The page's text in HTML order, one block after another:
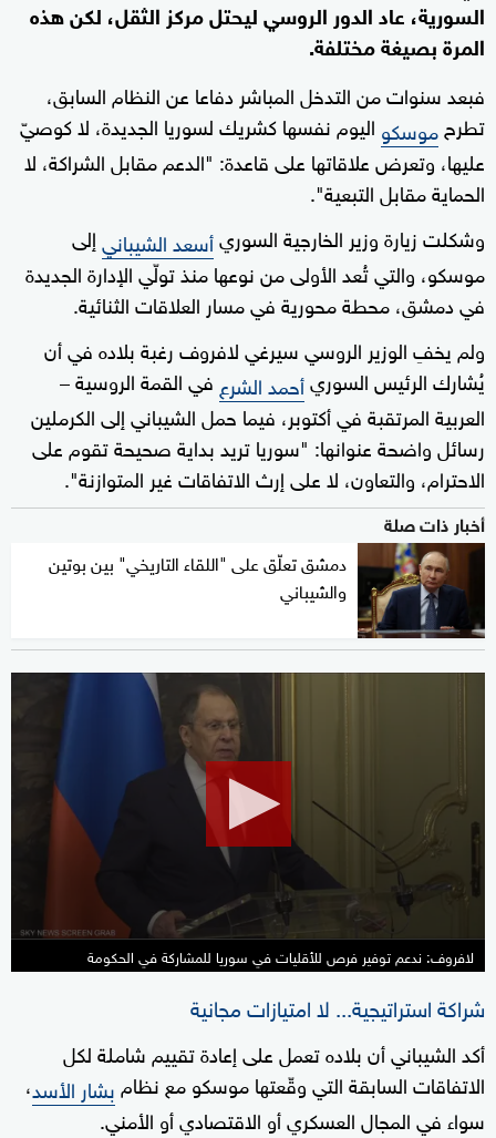
السورية، عاد الدور الروسي ليحتل مركز الثقل، لكن هذه
المرة بصيغة مختلفة.
فبعد سنوات من التدخل المباشر دفاعا عن النظام السابق،
تطرحموسكو اليوم نفسها كشريك لسوريا الجديدة، لا كوصيّ
عليها، وتعرض علاقاتها على قاعدة: "الدعم مقابل الشراكة، لا
الحماية مقابل التبعية".
وشكلت زيارة وزير الخارجية السوريأسعد الشيبانيإلى
موسكو، والتي تُعد الأولى من نوعها منذ تولّي الإدارة الجديدة
في دمشق، محطة محورية في مسار العلاقات الثنائية.
ولم يخفِ الوزير الروسي سيرغي لافروف رغبة بلاده في أن
يُشارك الرئيس السوريأحمد الشرع في القمة الروسية –
العربية المرتقبة في أكتوبر، فيما حمل الشيباني إلى الكرملين
رسائل واضحة عنوانها: "سوريا تريد بداية صحيحة تقوم على
الاحترام، والتعاون، لا على إرث الاتفاقات غير المتوازنة".
أخبار ذات صلة
دمشق تعلّق على "اللقاء التاريخي" بين بوتين
والشيباني
seconds
لافروف: ندعم توفير فرص للأقليات في سوريا للمشاركة في الحكومة
شراكة استراتيجية... لا امتيازات مجانية
أكد الشيباني أن بلاده تعمل على إعادة تقييم شاملة لكل
الاتفاقات السابقة التي وقّعتها موسكو مع نظام بشار الأسد،
سواء في المجال العسكري أو الاقتصادي أو الأمني.